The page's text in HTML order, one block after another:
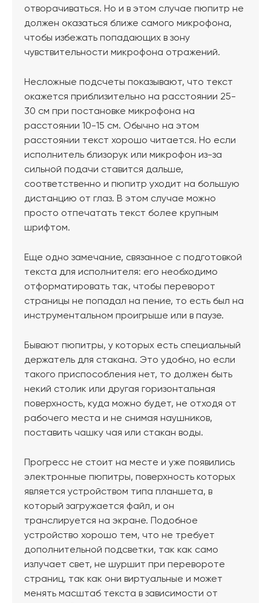
отворачиваться. Но и в этом случае пюпитр не
должен оказаться ближе самого микрофона,
чтобы избежать попадающих в зону
чувствительности микрофона отражений.
Несложные подсчеты показывают, что текст
окажется приблизительно на расстоянии 25-
30 см при постановке микрофона на
расстоянии 10-15 см. Обычно на этом
расстоянии текст хорошо читается. Но если
исполнитель близорук или микрофон из-за
сильной подачи ставится дальше,
соответственно и пюпитр уходит на большую
дистанцию от глаз. В этом случае можно
просто отпечатать текст более крупным
шрифтом.
Еще одно замечание, связанное с подготовкой
текста для исполнителя: его необходимо
отформатировать так, чтобы переворот
страницы не попадал на пение, то есть был на
инструментальном проигрыше или в паузе.
Бывают пюпитры, у которых есть специальный
держатель для стакана. Это удобно, но если
такого приспособления нет, то должен быть
некий столик или другая горизонтальная
поверхность, куда можно будет, не отходя от
рабочего места и не снимая наушников,
поставить чашку чая или стакан воды.
Прогресс не стоит на месте и уже появились
электронные пюпитры, поверхность которых
является устройством типа планшета, в
который загружается файл, и он
транслируется на экране. Подобное
устройство хорошо тем, что не требует
дополнительной подсветки, так как само
излучает свет, не шуршит при перевороте
страниц, так как они виртуальные и может
менять масштаб текста в зависимости от